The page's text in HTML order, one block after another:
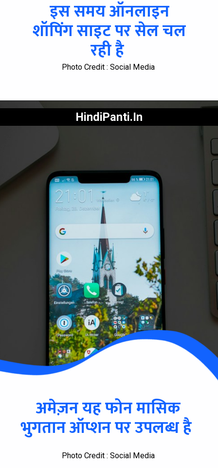
इस समय ऑनलाइन
शॉपिंग साइट पर सेल चल
रही है
Photo Credit : Social Media
अमेज़न यह फोन मासिक
भुगतान ऑप्शन पर उपलब्ध है
HindiPanti.In
Photo Credit : Social Media